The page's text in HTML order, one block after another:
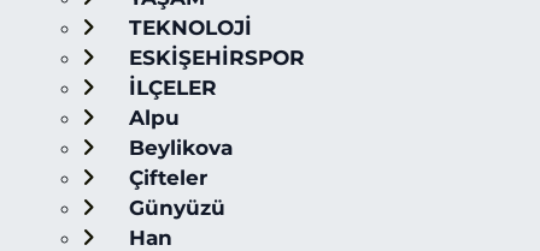
TEKNOLOJİ
ESKİŞEHİRSPOR
İLÇELER
Alpu
Beylikova
Çifteler
Günyüzü
Han